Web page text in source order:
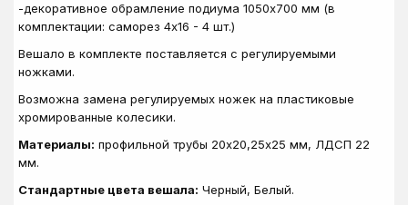
-декоративное обрамление подиума 1050х700 мм (в
комплектации: саморез 4х16 - 4 шт.)
Вешало в комплекте поставляется с регулируемыми
ножками.
Возможна замена регулируемых ножек на пластиковые
хромированные колесики.
Материалы: профильной трубы 20х20,25х25 мм, ЛДСП 22
мм.
Стандартные цвета вешала: Черный, Белый.